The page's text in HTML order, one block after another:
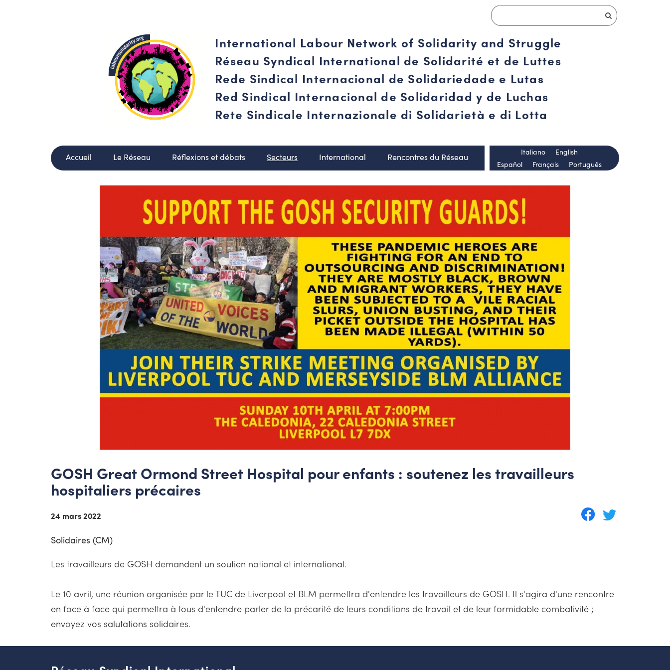
International Labour Network of Solidarity and Struggle
Réseau Syndical International de Solidarité et de Luttes
Rede Sindical Internacional de Solidariedade e Lutas
Red Sindical Internacional de Solidaridad y de Luchas
Rete Sindicale Internazionale di Solidarietà e di Lotta
Accueil Le Réseau Réflexions et débats Secteurs International Rencontres du Réseau
Español Français Português
Italiano English
GOSH Great Ormond Street Hospital pour enfants : soutenez les travailleurs
hospitaliers précaires
24 mars 2022
Solidaires (CM)
Les travailleurs de GOSH demandent un soutien national et international.
Le 10 avril, une réunion organisée par le TUC de Liverpool et BLM permettra d'entendre les travailleurs de GOSH. Il s'agira d'une rencontre
en face à face qui permettra à tous d'entendre parler de la précarité de leurs conditions de travail et de leur formidable combativité ;
envoyez vos salutations solidaires.